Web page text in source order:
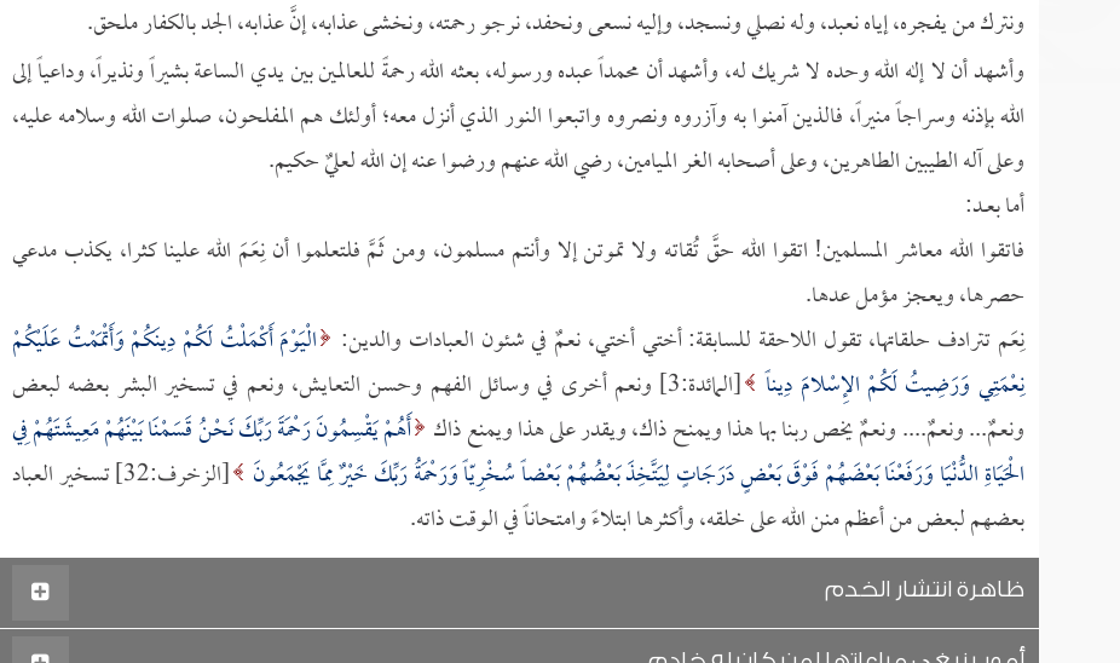
ونترك من يفجره، إياه نعبد، وله نصلي ونسجد، وإليه نسعى ونحفد، نرجو رحمته، ونخشى عذابه، إنَّ عذابه، الجد بالكفار ملحق.
وأشهد أن لا إله الله وحده لا شريك له، وأشهد أن محمداً عبده ورسوله، بعثه الله رحمةً للعالمين بين يدي الساعة بشيراً ونذيراً، وداعياً إلى
الله بإذنه وسراجاً منيراً، فالذين آمنوا به وآزروه ونصروه واتبعوا النور الذي أنزل معه؛ أولئك هم المفلحون، صلوات الله وسلامه عليه،
وعلى آله الطيبين الطاهرين، وعلى أصحابه الغر الميامين، رضي الله عنهم ورضوا عنه إن الله لعليٌ حكيم.
أما بعــد:
فاتقوا الله معاشر المسلمين! اتقوا الله حقَّ تُقاته ولا تموتن إلا وأنتم مسلمون، ومن ثَمَّ فلتعلموا أن نِعَمَ الله علينا كثرا، يكذب مدعي
حصرها، ويعجز مؤمل عدها.
نِعَم تترادف حلقاتها، تقول اللاحقة للسابقة: أختي أختي، نعمٌ في شئون العبادات والدين: الْيَوْمَ أَكْمَلْتُ لَكُمْ دِينَكُمْ وَأَتْمَمْتُ عَلَيْكُمْ
نِعْمَتِي وَرَضِيتُ لَكُمْ الإِسْلامَ دِيناً
[المائدة:3] ونعم أخرى في وسائل الفهم وحسن التعايش، ونعم في تسخير البشر بعضه لبعض
ونعمٌ... ونعمٌ.... ونعمٌ يخص ربنا بها هذا ويمنح ذاك، ويقدر على هذا ويمنع ذاك أَهُمْ يَقْسِمُونَ رَحْمَةَ رَبِّكَ نَحْنُ قَسَمْنَا بَيْنَهُمْ مَعِيشَتَهُمْ فِي
الْحَيَاةِ الدُّنْيَا وَرَفَعْنَا بَعْضَهُمْ فَوْقَ بَعْضٍ دَرَجَاتٍ لِيَتَّخِذَ بَعْضُهُمْ بَعْضاً سُخْرِيّاً وَرَحْمَةُ رَبِّكَ خَيْرٌ مِمَّا يَجْمَعُونَ
[الزخرف:32] تسخير العباد
بعضهم لبعض من أعظم منن الله على خلقه، وأكثرها ابتلاءً وامتحاناً في الوقت ذاته.
ظاهرة انتشار الخدم